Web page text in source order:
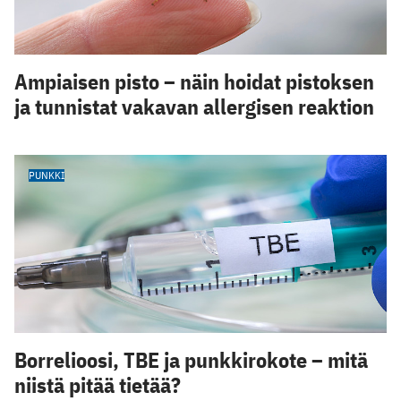
Ampiaisen pisto – näin hoidat pistoksen
ja tunnistat vakavan allergisen reaktion
PUNKKI
Borrelioosi, TBE ja punkkirokote – mitä
niistä pitää tietää?